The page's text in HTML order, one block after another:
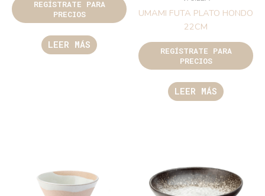
REGÍSTRATE PARA
PRECIOS
LEER MÁS
UMAMI FUTA PLATO HONDO
22CM
REGÍSTRATE PARA
PRECIOS
LEER MÁS